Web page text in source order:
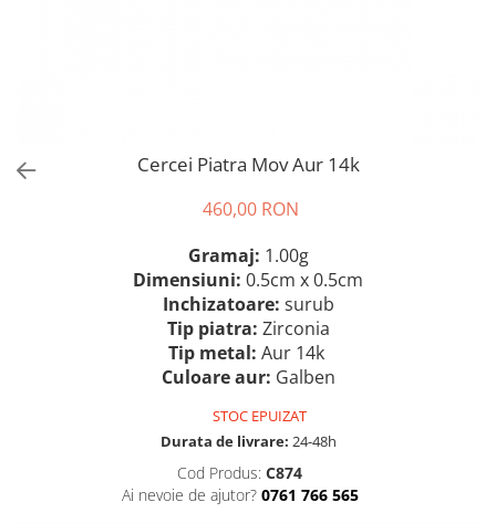
Cercei Piatra Mov Aur 14k
460,00 RON
Gramaj: 1.00g
Dimensiuni: 0.5cm x 0.5cm
Inchizatoare: surub
Tip piatra: Zirconia
Tip metal: Aur 14k
Culoare aur: Galben
STOC EPUIZAT
Durata de livrare: 24-48h
Cod Produs: C874
Ai nevoie de ajutor? 0761 766 565